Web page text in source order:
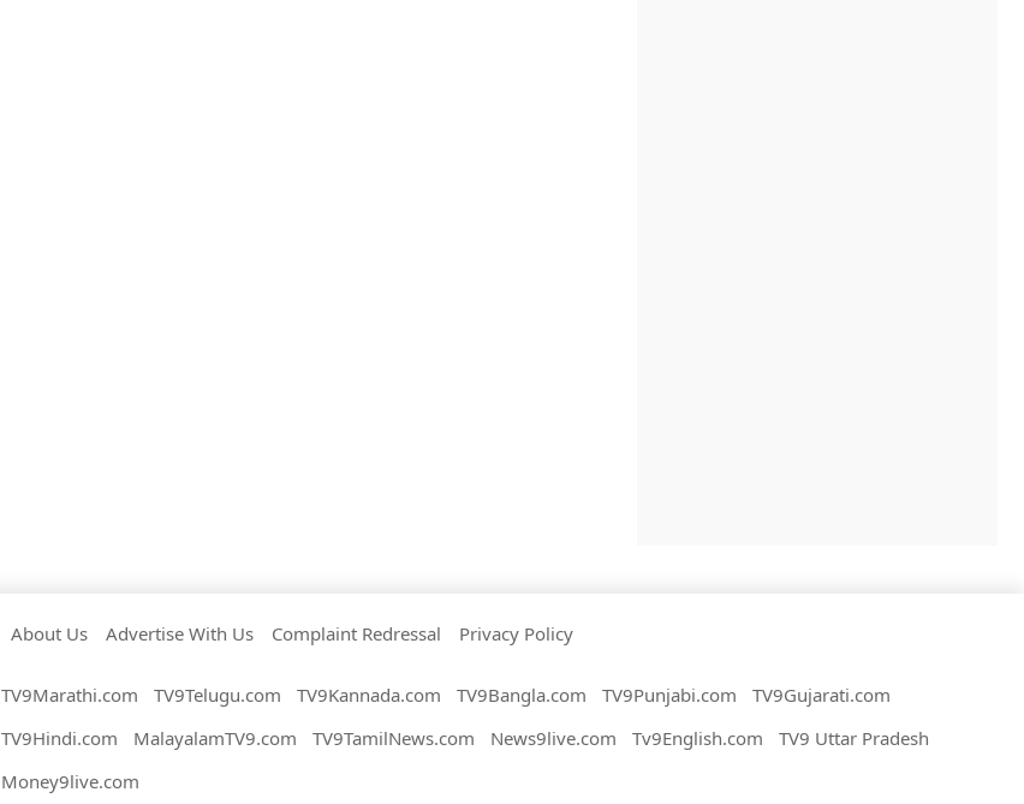
About Us Advertise With Us Complaint Redressal Privacy Policy
TV9Marathi.com TV9Telugu.com TV9Kannada.com TV9Bangla.com TV9Punjabi.com
TV9Gujarati.com
TV9Hindi.com
MalayalamTV9.com TV9TamilNews.com News9live.com Tv9English.com
TV9 Uttar Pradesh
Money9live.com